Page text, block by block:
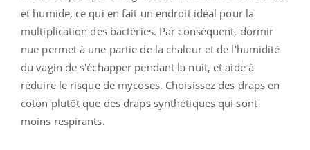
et humide, ce qui en fait un endroit idéal pour la
multiplication des bactéries. Par conséquent, dormir
nue permet à une partie de la chaleur et de l'humidité
du vagin de s'échapper pendant la nuit, et aide à
réduire le risque de mycoses. Choisissez des draps en
coton plutôt que des draps synthétiques qui sont
moins respirants.